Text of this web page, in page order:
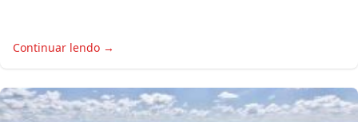
Continuar lendo →